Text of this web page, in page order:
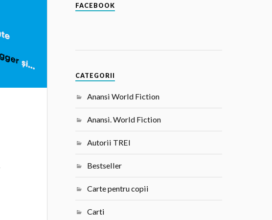
FACEBOOK
CATEGORII
Anansi World Fiction
Anansi. World Fiction
Autorii TREI
Bestseller
Carte pentru copii
Carti